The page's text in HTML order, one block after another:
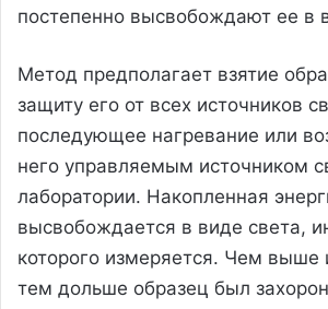
постепенно высвобождают ее в
Метод предполагает взятие
защиту его от всех источников
последующее нагревание или
него управляемым источником
лаборатории. Накопленная
высвобождается в виде света,
которого измеряется. Чем выше
тем дольше образец был